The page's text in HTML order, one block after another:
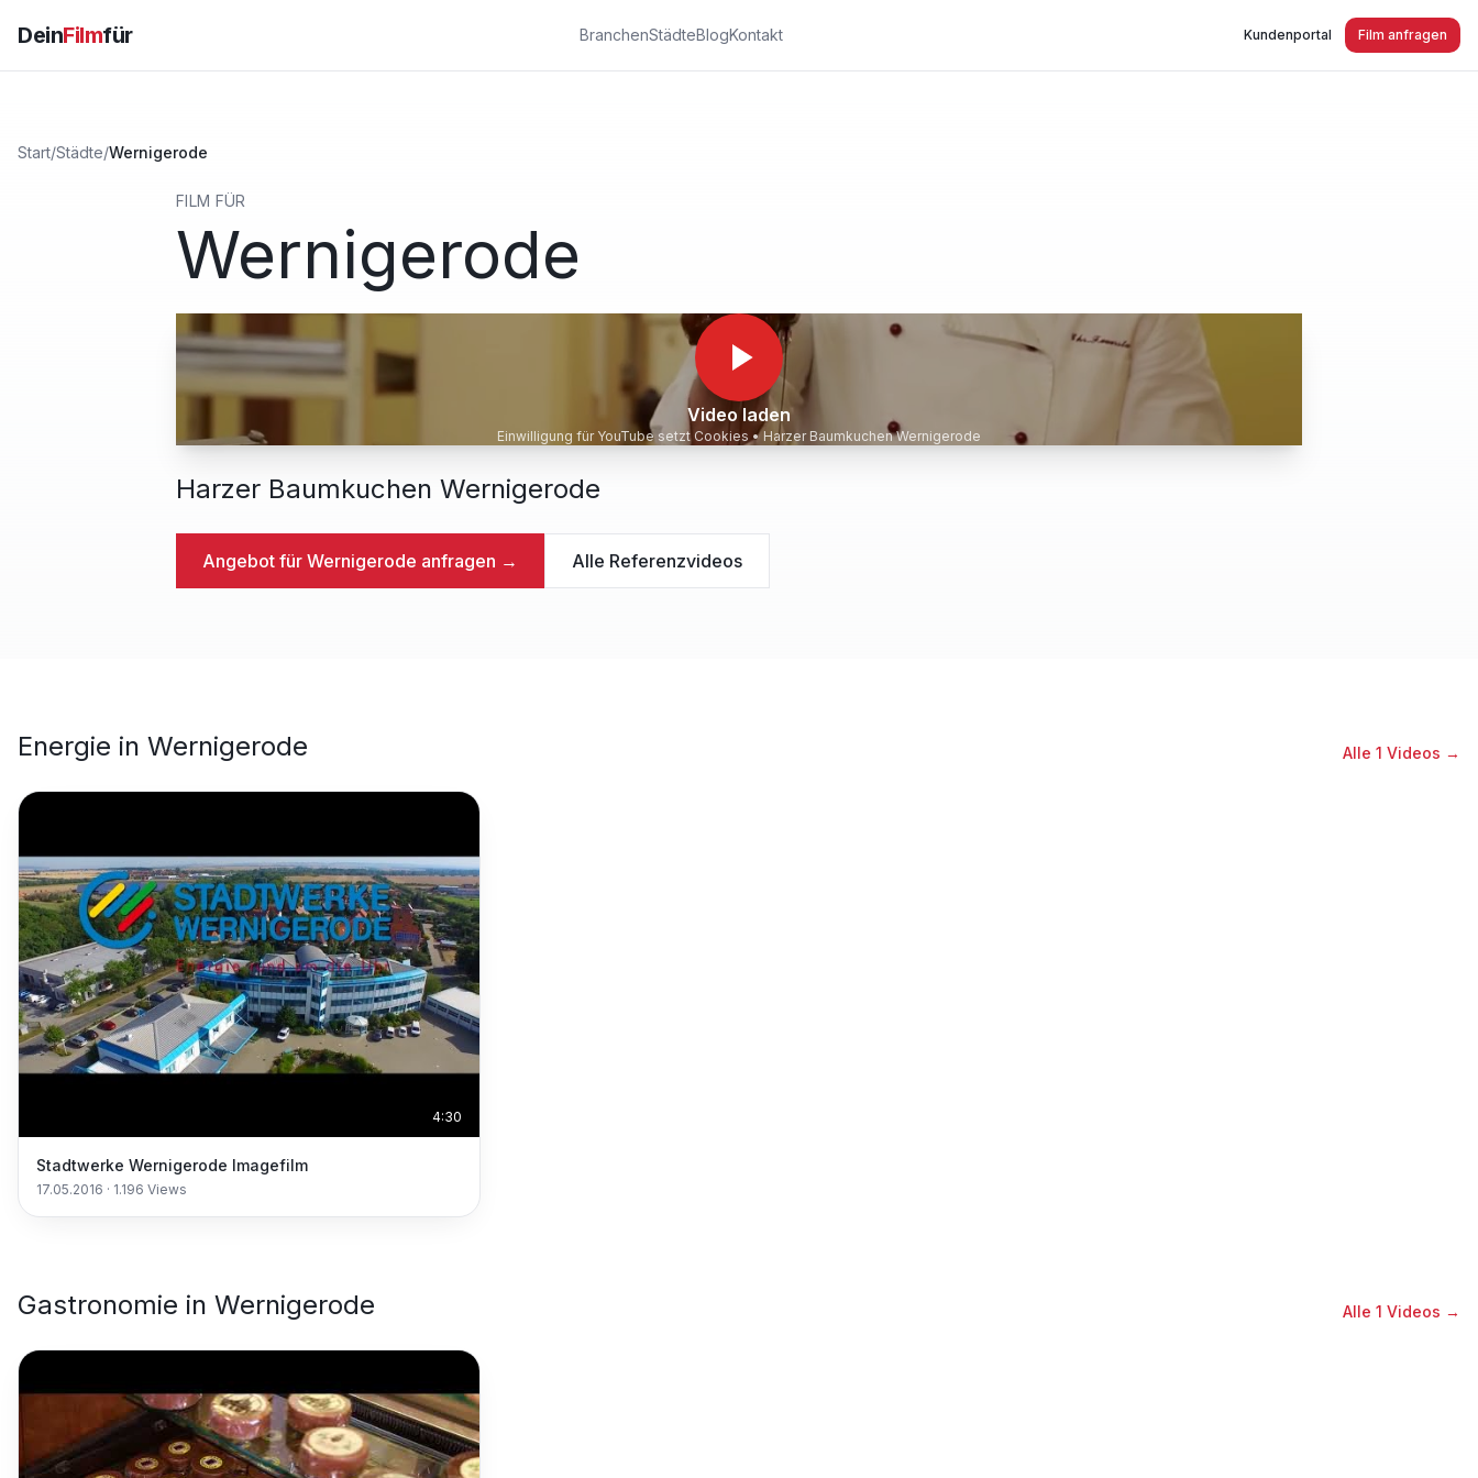
DeinFilmfür BranchenStädteBlogKontakt Kundenportal Film anfragen
Start/Städte/Wernigerode
FILM FÜR
Wernigerode
Video laden
Einwilligung für YouTube setzt Cookies • Harzer Baumkuchen Wernigerode
Harzer Baumkuchen Wernigerode
Angebot für Wernigerode anfragen → Alle Referenzvideos
Energie in Wernigerode Alle 1 Videos →
4:30
Stadtwerke Wernigerode Imagefilm
17.05.2016 · 1.196 Views
Gastronomie in Wernigerode Alle 1 Videos →